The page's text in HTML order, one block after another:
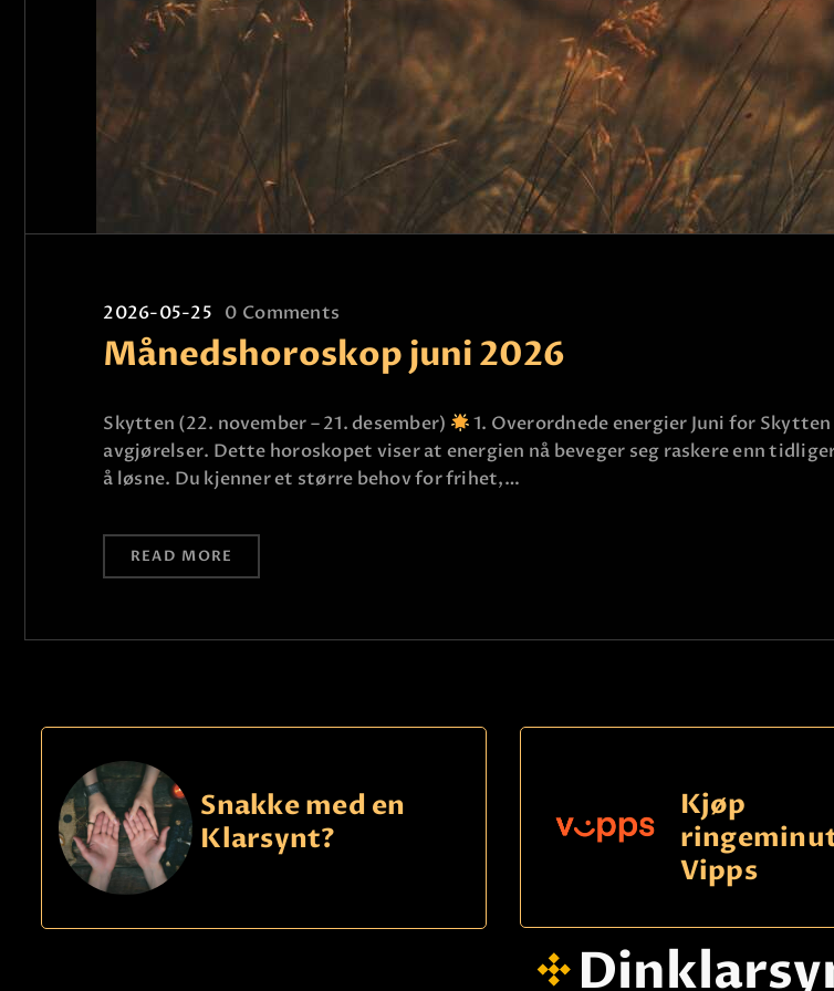
KLARSYNT
FAQ
KONTAKT OSS
2026-05-25 0 Comments
Månedshoroskop juni 2026
Skytten (22. november – 21. desember)
1. Overordnede energier Juni for
avgjørelser. Dette horoskopet viser at energien nå beveger seg raskere enn
å løsne. Du kjenner et større behov for frihet,…
READ MORE
Snakke med en
Klarsynt?
Kjøp
Vipps